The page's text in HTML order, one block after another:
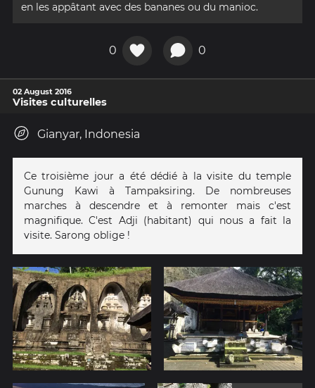
en les appâtant avec des bananes ou du manioc.
0 0
02 August 2016
Visites culturelles
Gianyar, Indonesia
Ce troisième jour a été dédié à la visite du temple
Gunung Kawi à Tampaksiring. De nombreuses
marches à descendre et à remonter mais c'est
magnifique. C'est Adji (habitant) qui nous a fait la
visite. Sarong oblige !